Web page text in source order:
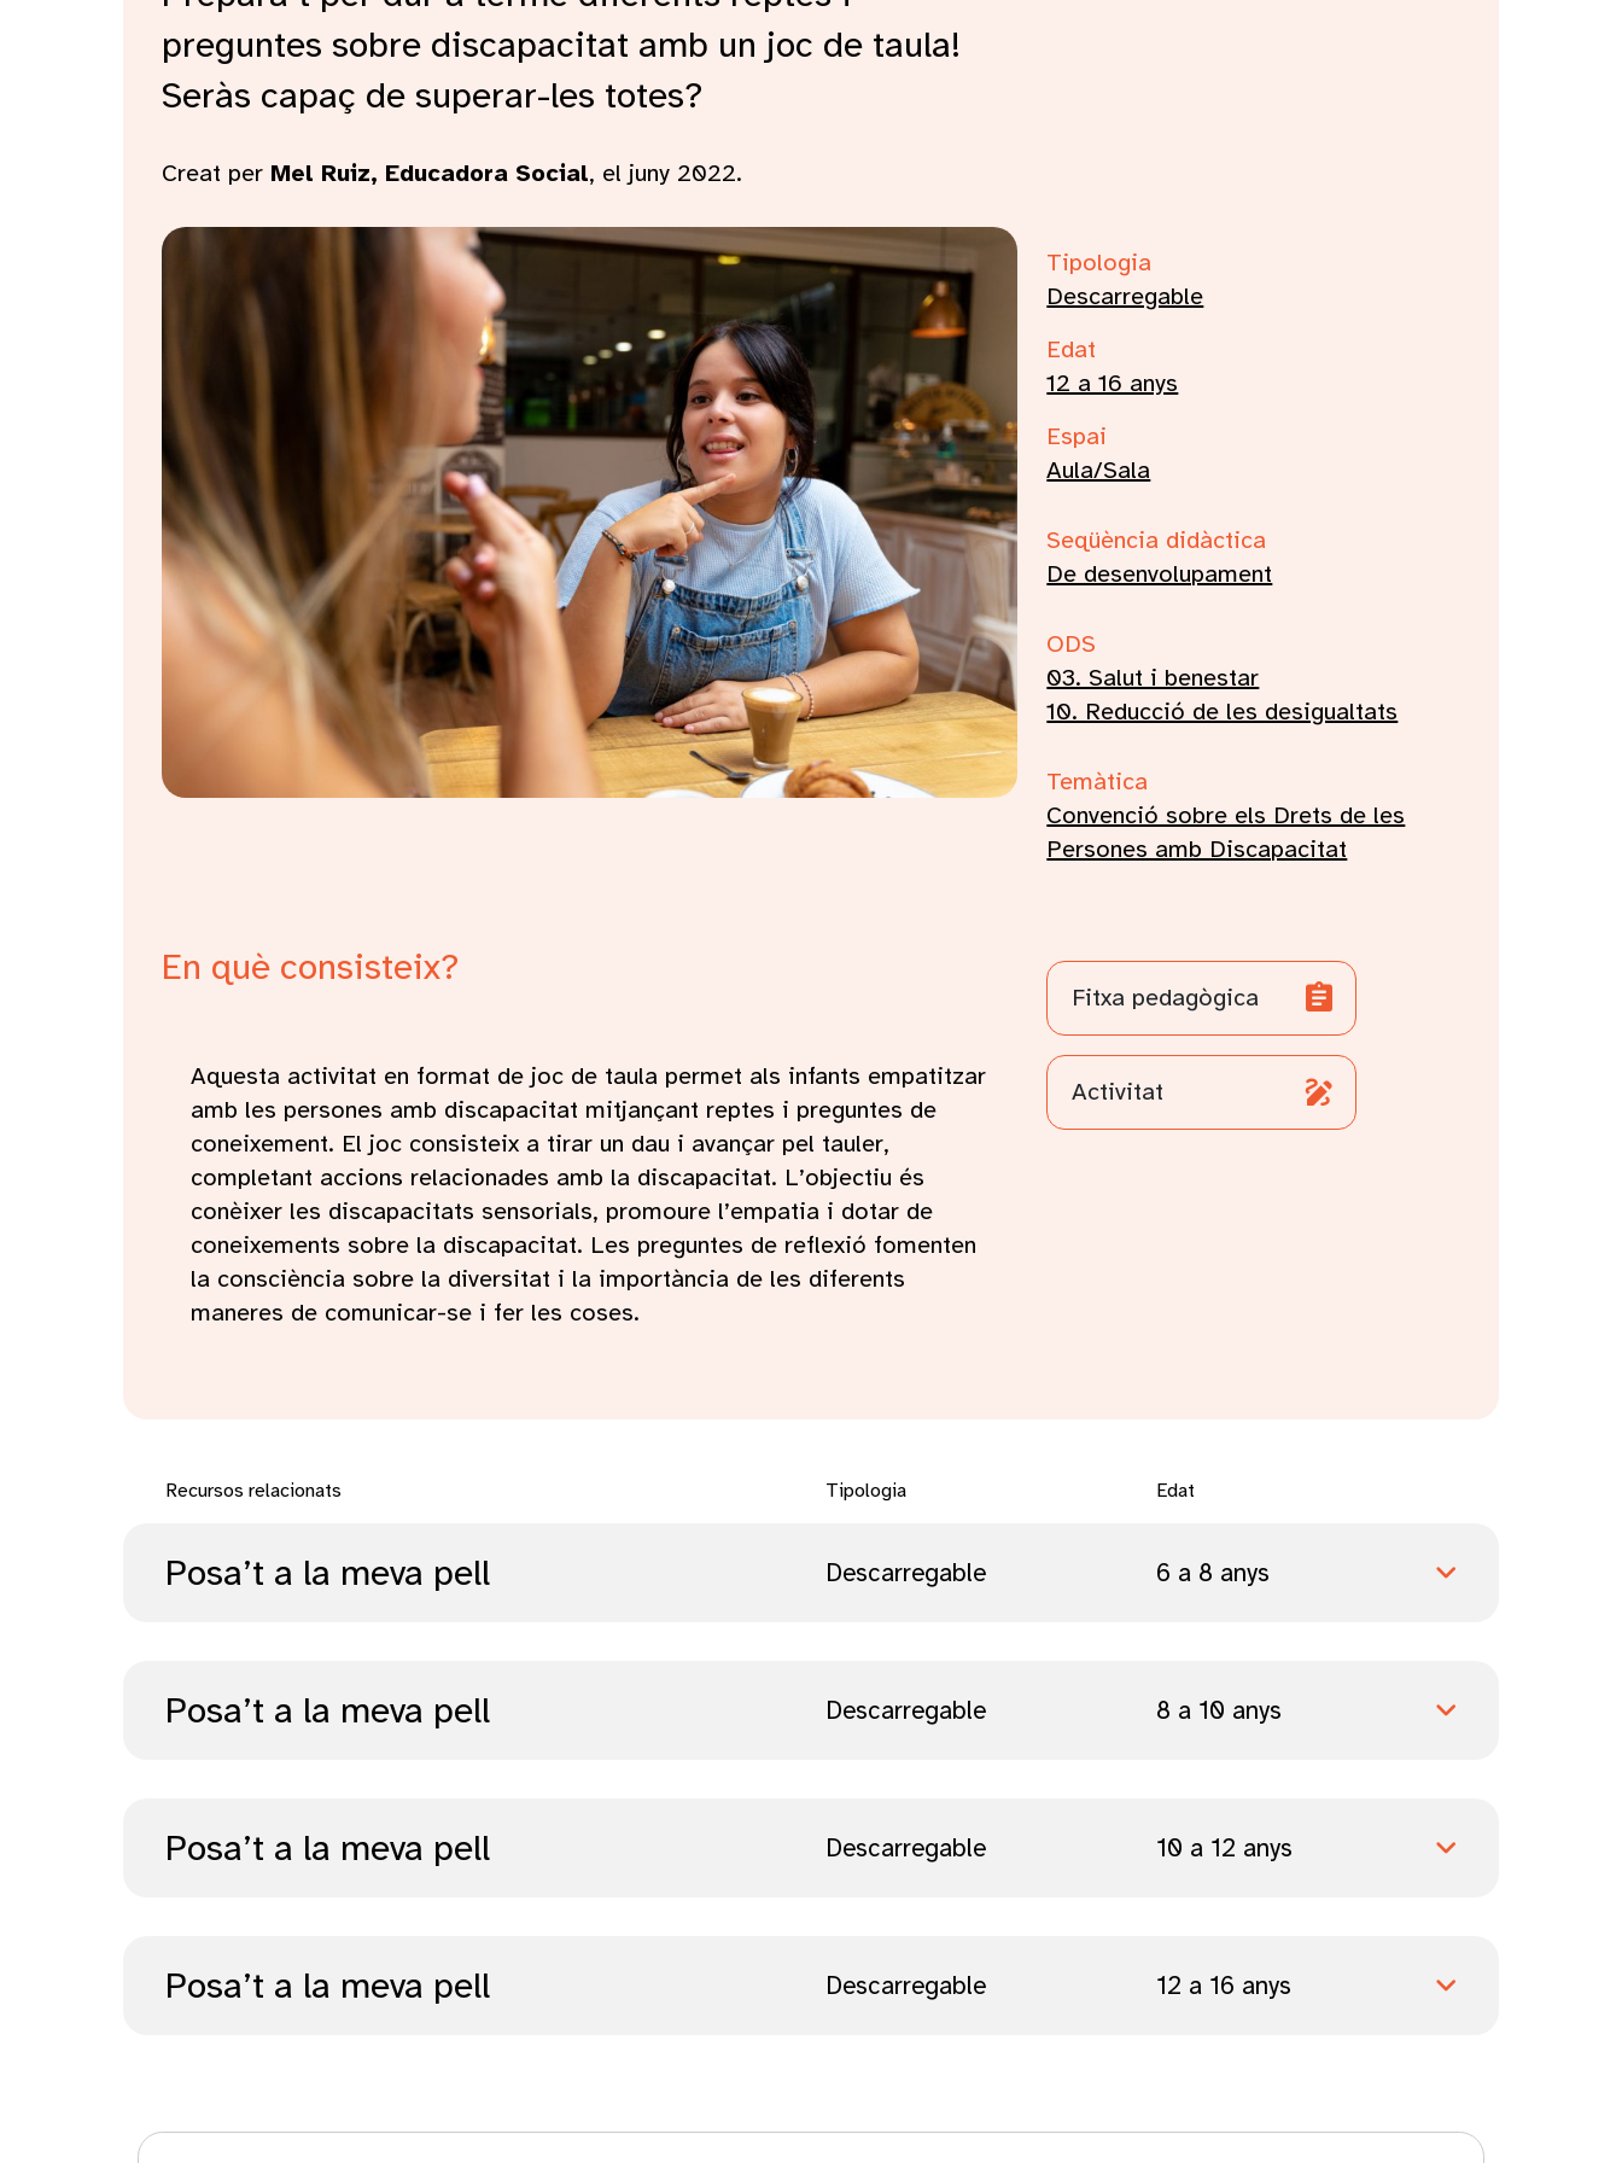
preguntes sobre discapacitat amb un joc de taula!
Seràs capaç de superar-les totes?
Creat per Mel Ruiz, Educadora Social, el juny 2022.
Característiques
Tipologia
Descarregable
Edat
12 a 16 anys
Espai
Aula/Sala
Seqüència didàctica
De desenvolupament
ODS
03. Salut i benestar
10. Reducció de les desigualtats
Temàtica
Convenció sobre els Drets de les
Persones amb Discapacitat
En què consisteix?
Aquesta activitat en format de joc de taula permet als infants empatitzar
amb les persones amb discapacitat mitjançant reptes i preguntes de
coneixement. El joc consisteix a tirar un dau i avançar pel tauler,
completant accions relacionades amb la discapacitat. L’objectiu és
conèixer les discapacitats sensorials, promoure l’empatia i dotar de
coneixements sobre la discapacitat. Les preguntes de reflexió fomenten
la consciència sobre la diversitat i la importància de les diferents
maneres de comunicar-se i fer les coses.
Fitxa pedagògica
Activitat
Recursos relacionats Tipologia Edat
Posa’t a la meva pell Descarregable 6 a 8 anys
Posa’t a la meva pell Descarregable 8 a 10 anys
Posa’t a la meva pell Descarregable 10 a 12 anys
Posa’t a la meva pell Descarregable 12 a 16 anys